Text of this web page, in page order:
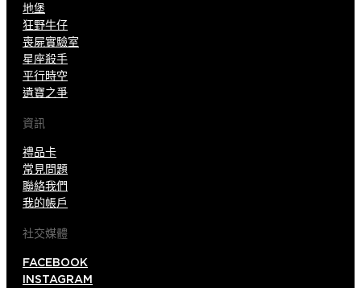
地堡
狂野牛仔
喪屍實驗室
星座殺手
平行時空
遺寶之爭
資訊
禮品卡
常見問題
聯絡我們
我的帳戶
社交媒體
FACEBOOK
INSTAGRAM